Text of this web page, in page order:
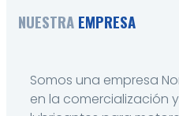
NUESTRA EMPRESA
Somos una empresa
en la comercialización